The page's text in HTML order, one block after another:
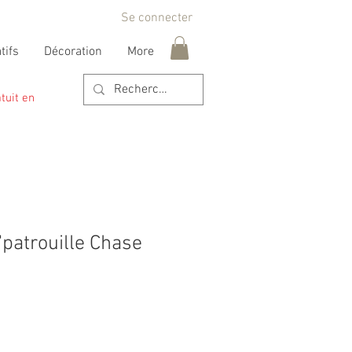
Se connecter
Décoration More
en
Chase